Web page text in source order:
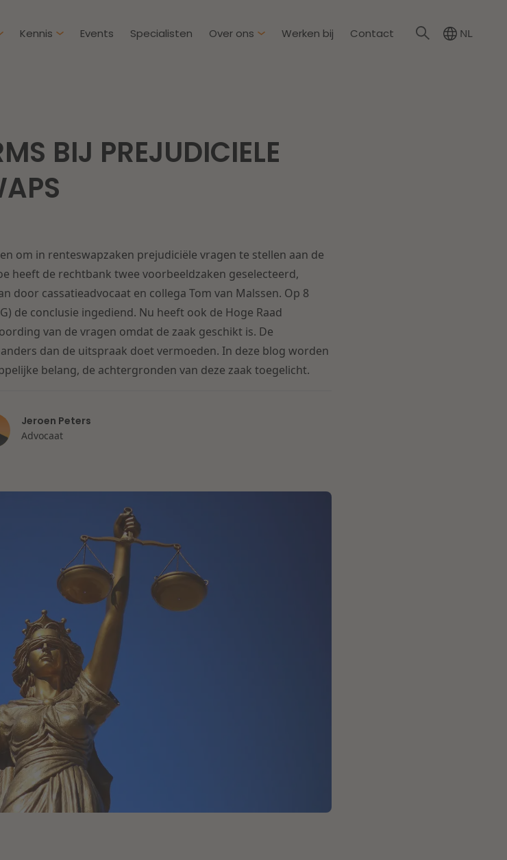
Insolventie
Overheid & Omgeving
Litigation
Onderwijs
Dichtbij de kansen en
Dichtbij de wendbare
Kennis Events Specialisten Over ons
Nieuws
Werken bij Contact NL
BIJ PREJUDICIELE
om in renteswapzaken prejudiciële vragen te stellen aan de
heeft de rechtbank twee voorbeeldzaken geselecteerd,
door cassatieadvocaat en collega Tom van Malssen. Op 8
de conclusie ingediend. Nu heeft ook de Hoge Raad
van de vragen omdat de zaak geschikt is. De
dan de uitspraak doet vermoeden. In deze blog worden
belang, de achtergronden van deze zaak toegelicht.
Jeroen Peters
Advocaat